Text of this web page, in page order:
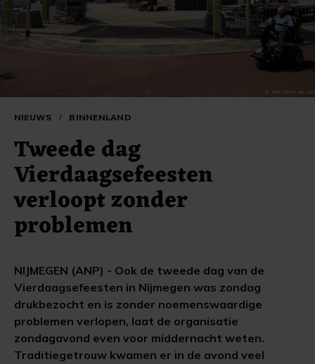
NIEUWS / BINNENLAND
Tweede dag
Vierdaagsefeesten
verloopt zonder
problemen
NIJMEGEN (ANP) - Ook de tweede dag van de
Vierdaagsefeesten in Nijmegen was zondag
drukbezocht en is zonder noemenswaardige
problemen verlopen, laat de organisatie
zondagavond even voor middernacht weten.
Traditiegetrouw kwamen er in de avond veel